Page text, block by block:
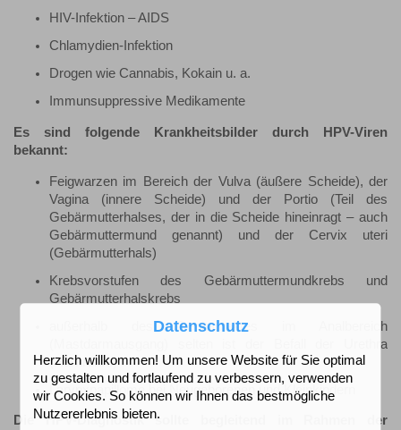
HIV-Infektion – AIDS
Chlamydien-Infektion
Drogen wie Cannabis, Kokain u. a.
Immunsuppressive Medikamente
Es sind folgende Krankheitsbilder durch HPV-Viren
bekannt:
Feigwarzen im Bereich der Vulva (äußere Scheide), der
Vagina (innere Scheide) und der Portio (Teil des
Gebärmutterhalses, der in die Scheide hineinragt – auch
Gebärmuttermund genannt) und der Cervix uteri
(Gebärmutterhals)
Krebsvorstufen des Gebärmuttermundkrebs und
Gebärmutterhalskrebs
außerhalb des Genitaltraktes im Analbereich
(Mastdarmausgang) selten ist der Befall der Urethra
(Harnröhre)
Larynxpapillome bei Neugeborenen und Kleinkindern
Die HPV-Diagnostik sollte begleitend im Rahmen der
Datenschutz
Herzlich willkommen! Um unsere Website für Sie optimal
zu gestalten und fortlaufend zu verbessern, verwenden
wir Cookies. So können wir Ihnen das bestmögliche
Nutzererlebnis bieten.